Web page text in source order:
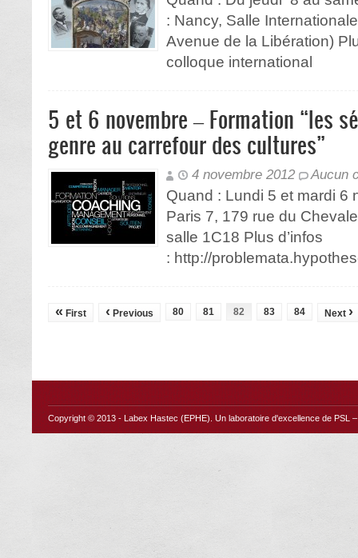
: Nancy, Salle
Avenue de la Libération)
colloque international
5 et 6 novembre – Formation “les
genre au carrefour des cultures”
4 novembre 2012 Aucun
Quand : Lundi 5 et mardi 6
Paris 7, 179 rue du
salle 1C18 Plus d’infos
: http://
« First ‹ Previous 80 81 82 83 84 Next ›
Copyright © 2013 - Labex Hastec (EPHE) . Un laboratoire d'excellence de